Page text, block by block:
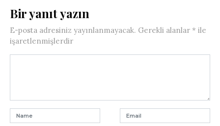
Bir yanıt yazın
E-posta adresiniz yayınlanmayacak. Gerekli alanlar * ile
işaretlenmişlerdir